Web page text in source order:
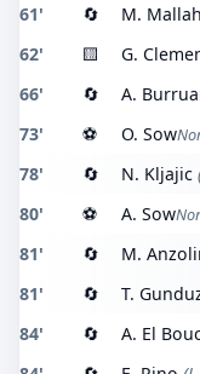
61' 🔄 M.
62' 🟨 G.
66' 🔄 A.
73' ⚽ O. Sow
78' 🔄 N. Kljajic
80' ⚽ A. Sow
81' 🔄 M.
81' 🔄 T.
84' 🔄 A. El